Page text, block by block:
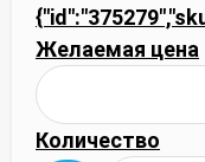
Желаемая цена
Количество